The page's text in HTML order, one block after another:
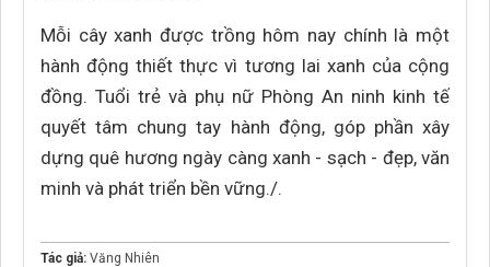
Mỗi cây xanh được trồng hôm nay chính là một
hành động thiết thực vì tương lai xanh của cộng
đồng. Tuổi trẻ và phụ nữ Phòng An ninh kinh tế
quyết tâm chung tay hành động, góp phần xây
dựng quê hương ngày càng xanh - sạch - đẹp, văn
minh và phát triển bền vững./.
Tác giả: Văng Nhiên